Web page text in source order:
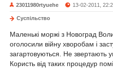
23011980rtyuehe 13-02-2011,
Суспільство
Маленькі моржі з Новоград
оголосили війну хворобам і
загартовуються. Не звертають
Користь від таких процедур